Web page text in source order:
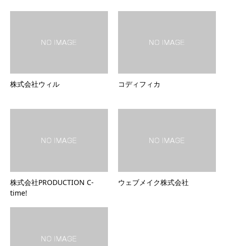
株式会社ウィル コディフィカ
株式会社PRODUCTION C-
time!
ウェブメイク株式会社